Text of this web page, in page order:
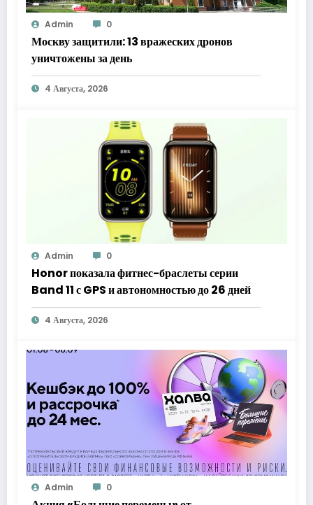
Admin 0
Москву защитили: 13 вражеских дронов
уничтожены за день
4 Августа, 2026
Admin 0
Honor показала фитнес-браслеты серии
Band 11 с GPS и автономностью до 26 дней
4 Августа, 2026
Admin 0